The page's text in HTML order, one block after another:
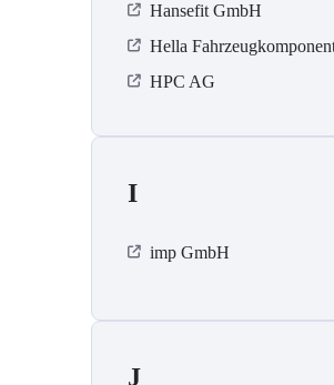
Hansefit GmbH
Hella
HPC AG
I
imp GmbH
J